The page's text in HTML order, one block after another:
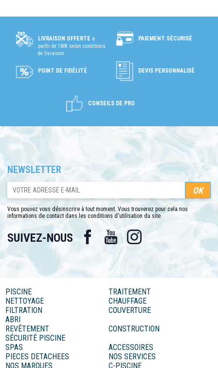
LIVRAISON OFFERTE à
partir de 180€ selon conditions
de livraison
PAIEMENT SÉCURISÉ
POINT DE FIDÉLITÉ DEVIS PERSONNALISÉ
CONSEILS DE PRO
NEWSLETTER
Vous pouvez vous désinscrire à tout moment. Vous trouverez pour cela nos
informations de contact dans les conditions d'utilisation du site.
SUIVEZ-NOUS Facebook YouTube Instagram
PISCINE
TRAITEMENT
NETTOYAGE
CHAUFFAGE
FILTRATION
COUVERTURE
ABRI
REVÊTEMENT
CONSTRUCTION
SÉCURITÉ PISCINE
SPAS
ACCESSOIRES
PIECES DETACHEES
NOS SERVICES
NOS MARQUES
C-PISCINE